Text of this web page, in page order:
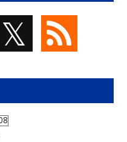
𝕏